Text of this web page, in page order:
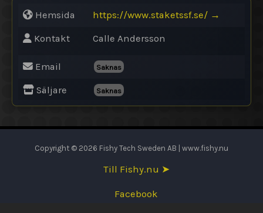
Hemsida https://www.staketssf.se/ →
Kontakt Calle Andersson
Email Saknas
Säljare Saknas
Copyright © 2026 Fishy Tech Sweden AB | www.fishy.nu
Till Fishy.nu ➤
Facebook